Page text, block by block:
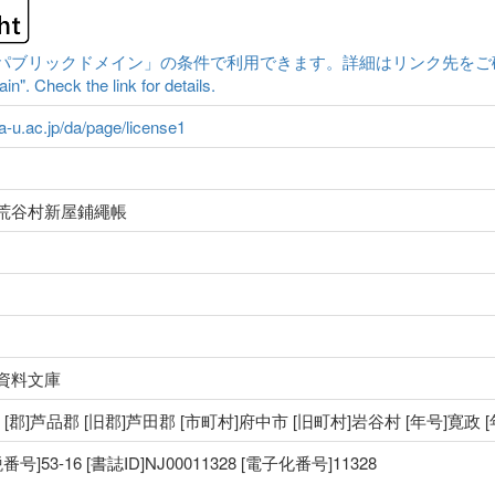
ブリックドメイン」の条件で利用できます。詳細はリンク先を
Check the link for details.
u.ac.jp/da/page/license1
谷村新屋鋪繩帳
料文庫
郡]芦品郡 [旧郡]芦田郡 [市町村]府中市 [旧町村]岩谷村 [年号]寛政
号]53-16 [書誌ID]NJ00011328 [電子化番号]11328